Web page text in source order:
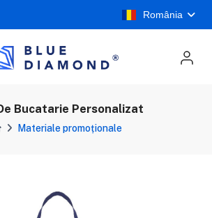
România
Bucatarie Personalizat
Materiale promoționale